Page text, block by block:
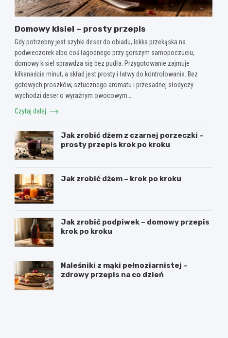
Domowy kisiel – prosty przepis
Gdy potrzebny jest szybki deser do obiadu, lekka przekąska na
podwieczorek albo coś łagodnego przy gorszym samopoczuciu,
domowy kisiel sprawdza się bez pudła. Przygotowanie zajmuje
kilkanaście minut, a skład jest prosty i łatwy do kontrolowania. Bez
gotowych proszków, sztucznego aromatu i przesadnej słodyczy
wychodzi deser o wyraźnym owocowym…
Czytaj dalej
Jak zrobić dżem z czarnej porzeczki –
prosty przepis krok po kroku
Jak zrobić dżem – krok po kroku
Jak zrobić podpiwek – domowy przepis
krok po kroku
Naleśniki z mąki pełnoziarnistej –
zdrowy przepis na co dzień